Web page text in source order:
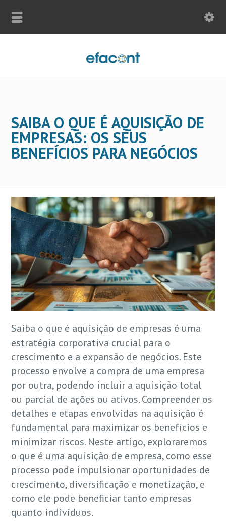
SAIBA O QUE É AQUISIÇÃO DE
EMPRESAS: OS SEUS
BENEFÍCIOS PARA NEGÓCIOS
Saiba o que é aquisição de empresas é uma
estratégia corporativa crucial para o
crescimento e a expansão de negócios. Este
processo envolve a compra de uma empresa
por outra, podendo incluir a aquisição total
ou parcial de ações ou ativos. Compreender os
detalhes e etapas envolvidas na aquisição é
fundamental para maximizar os benefícios e
minimizar riscos. Neste artigo, exploraremos
o que é uma aquisição de empresa, como esse
processo pode impulsionar oportunidades de
crescimento, diversificação e monetização, e
como ele pode beneficiar tanto empresas
quanto indivíduos.